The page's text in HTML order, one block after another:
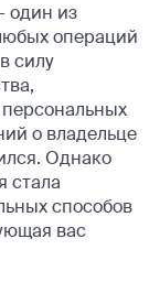
один из
операций
силу
о владельце
Однако
стала
способов
вас